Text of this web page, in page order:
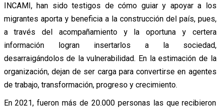
INCAMI, han sido testigos de cómo guiar y apoyar a los
migrantes aporta y beneficia a la construcción del país, pues,
a través del acompañamiento y la oportuna y certera
información logran insertarlos a la sociedad,
desarraigándolos de la vulnerabilidad. En la estimación de la
organización, dejan de ser carga para convertirse en agentes
de trabajo, transformación, progreso y crecimiento.
En 2021, fueron más de 20.000 personas las que recibieron